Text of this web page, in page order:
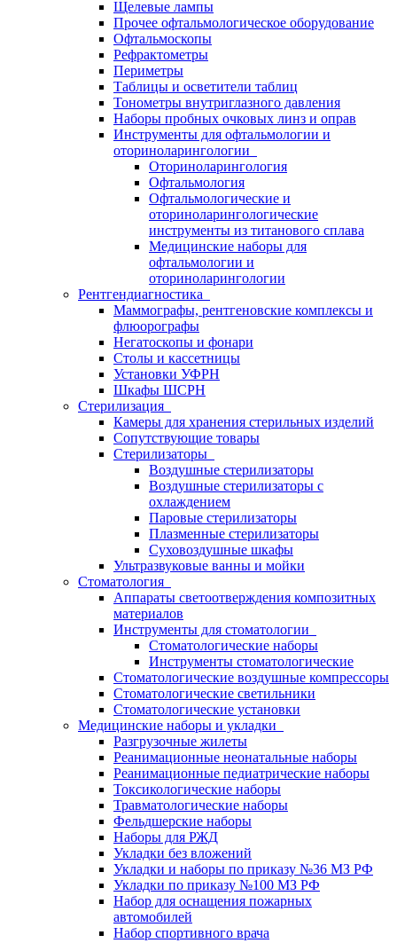
Щелевые лампы
Прочее офтальмологическое оборудование
Офтальмоскопы
Рефрактометры
Периметры
Таблицы и осветители таблиц
Тонометры внутриглазного давления
Наборы пробных очковых линз и оправ
Инструменты для офтальмологии и
оториноларингологии
Оториноларингология
Офтальмология
Офтальмологические и
оториноларингологические
инструменты из титанового сплава
Медицинские наборы для
офтальмологии и
оториноларингологии
Рентгендиагностика
Маммографы, рентгеновские комплексы и
флюорографы
Негатоскопы и фонари
Столы и кассетницы
Установки УФРН
Шкафы ШСРН
Стерилизация
Камеры для хранения стерильных изделий
Сопутствующие товары
Стерилизаторы
Воздушные стерилизаторы
Воздушные стерилизаторы с
охлаждением
Паровые стерилизаторы
Плазменные стерилизаторы
Суховоздушные шкафы
Ультразвуковые ванны и мойки
Стоматология
Аппараты светоотверждения композитных
материалов
Инструменты для стоматологии
Стоматологические наборы
Инструменты стоматологические
Стоматологические воздушные компрессоры
Стоматологические светильники
Стоматологические установки
Медицинские наборы и укладки
Разгрузочные жилеты
Реанимационные неонатальные наборы
Реанимационные педиатрические наборы
Токсикологические наборы
Травматологические наборы
Фельдшерские наборы
Наборы для РЖД
Укладки без вложений
Укладки и наборы по приказу №36 МЗ РФ
Укладки по приказу №100 МЗ РФ
Набор для оснащения пожарных
автомобилей
Набор спортивного врача